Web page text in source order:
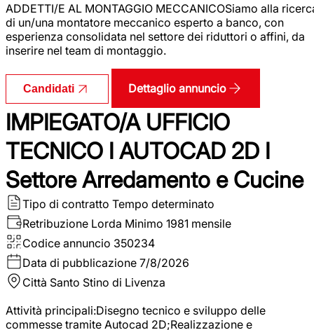
ADDETTI/E AL MONTAGGIO MECCANICOSiamo alla
di un/una montatore meccanico esperto a banco, con
esperienza consolidata nel settore dei riduttori o affini, da
inserire nel team di montaggio.
Candidati Dettaglio annuncio
IMPIEGATO/A UFFICIO
TECNICO I AUTOCAD 2D I
Settore Arredamento e Cucine
Tipo di contratto Tempo determinato
Retribuzione Lorda Minimo 1981 mensile
Codice annuncio 350234
Data di pubblicazione 7/8/2026
Città Santo Stino di Livenza
Attività principali:Disegno tecnico e sviluppo delle
commesse tramite Autocad 2D;Realizzazione e